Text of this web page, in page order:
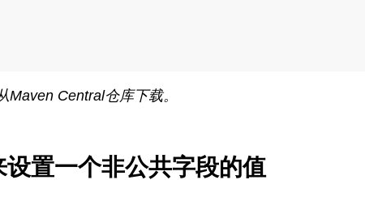
Maven Central仓库下载。
设置一个非公共字段的值